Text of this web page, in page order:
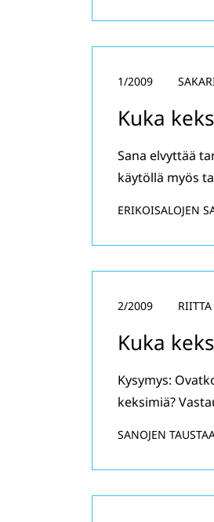
Kuka
1/2009
Sana elvyttää
käytöllä myös
ERIKOISALOJEN
Kuka
2/2009
Kysymys:
keksimiä?
SANOJEN